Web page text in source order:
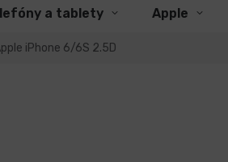
a tablety Apple
iPhone 6/6S 2.5D